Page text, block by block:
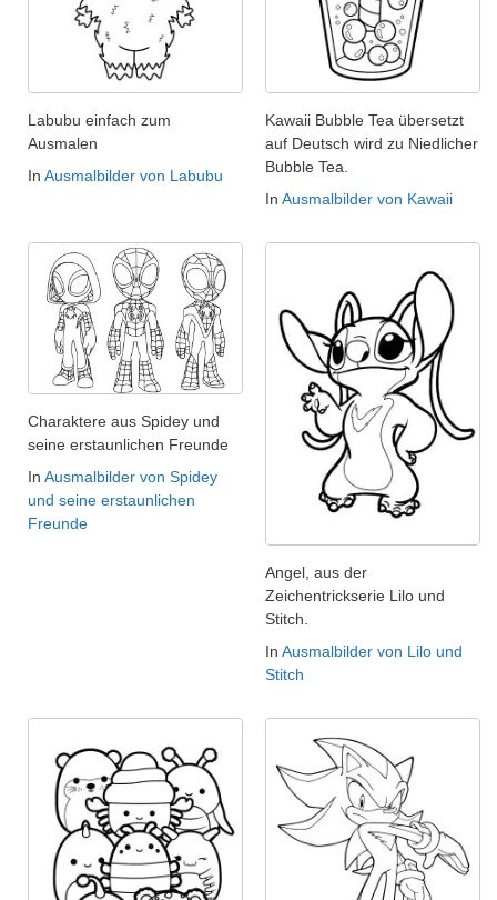
Labubu einfach zum
Ausmalen
In Ausmalbilder von Labubu
Kawaii Bubble Tea übersetzt
auf Deutsch wird zu Niedlicher
Bubble Tea.
In Ausmalbilder von Kawaii
Charaktere aus Spidey und
seine erstaunlichen Freunde
In Ausmalbilder von Spidey
und seine erstaunlichen
Freunde
Angel, aus der
Zeichentrickserie Lilo und
Stitch.
In Ausmalbilder von Lilo und
Stitch